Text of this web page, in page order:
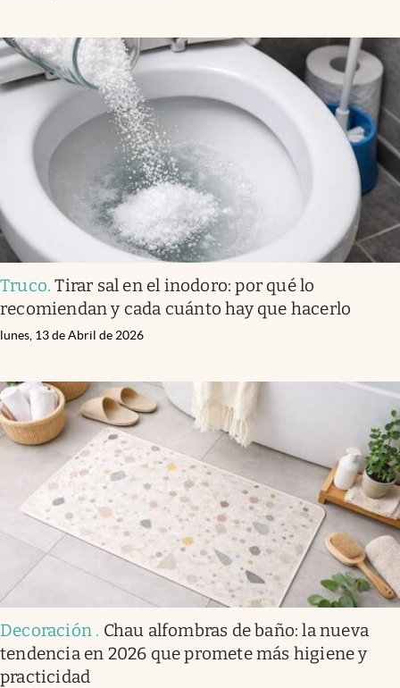
Truco.Tirar sal en el inodoro: por qué lo
recomiendan y cada cuánto hay que hacerlo
lunes, 13 de Abril de 2026
Decoración . Chau alfombras de baño: la nueva
tendencia en 2026 que promete más higiene y
practicidad